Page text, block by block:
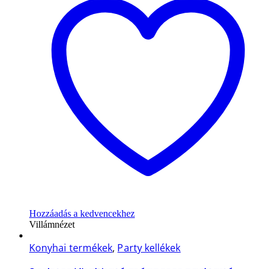
Hozzáadás a kedvencekhez
Villámnézet
Konyhai termékek, Party kellékek